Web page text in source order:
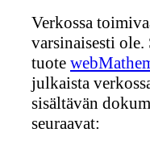
Verkossa
varsinaisesti
tuote
julkaista
sisältävän
seuraavat: